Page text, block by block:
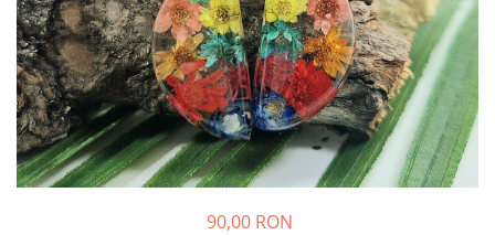
Colier / Pandantiv
Brățară
Bijuterii copii
Colier / Pandantiv
Colier de prietenie
Brățară
90,00 RON